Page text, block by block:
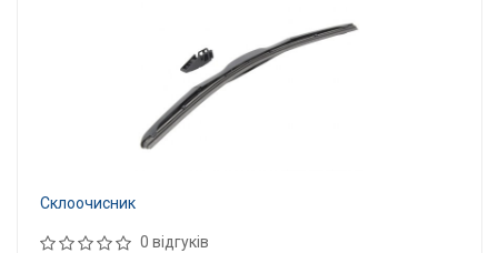
Склоочисник
0 відгуків